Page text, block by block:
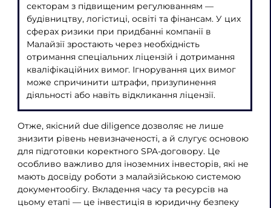
секторам з підвищеним регулюванням —
будівництву, логістиці, освіті та фінансам. У цих
сферах ризики при придбанні компанії в
Малайзії зростають через необхідність
отримання спеціальних ліцензій і дотримання
кваліфікаційних вимог. Ігнорування цих вимог
може спричинити штрафи, призупинення
діяльності або навіть відкликання ліцензії.
Отже, якісний due diligence дозволяє не лише
знизити рівень невизначеності, а й слугує основою
для підготовки коректного SPA-договору. Це
особливо важливо для іноземних інвесторів, які не
мають досвіду роботи з малайзійською системою
документообігу. Вкладення часу та ресурсів на
цьому етапі — це інвестиція в юридичну безпеку